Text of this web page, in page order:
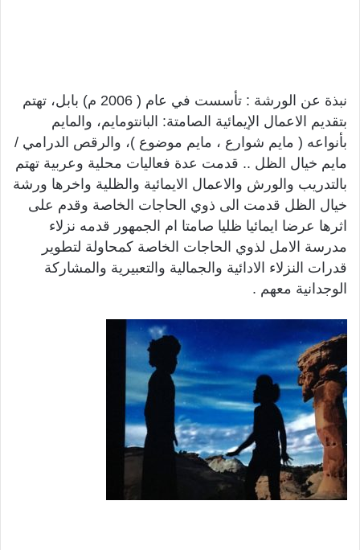
نبذة عن الورشة : تأسست في عام ( 2006 م) بابل، تهتم
بتقديم الاعمال الإيمائية الصامتة: البانتومايم، والمايم
بأنواعه ( مايم شوارع ، مايم موضوع )، والرقص الدرامي /
مايم خيال الظل .. قدمت عدة فعاليات محلية وعربية تهتم
بالتدريب والورش والاعمال الايمائية والظلية واخرها ورشة
خيال الظل قدمت الى ذوي الحاجات الخاصة وقدم على
اثرها عرضا ايمائيا ظليا صامتا ام الجمهور قدمه نزلاء
مدرسة الامل لذوي الحاجات الخاصة كمحاولة لتطوير
قدرات النزلاء الادائية والجمالية والتعبيرية والمشاركة
الوجدانية معهم .